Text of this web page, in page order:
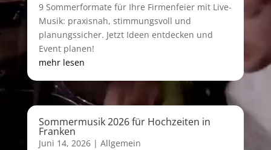
9 Sommerformate für Ihre Firmenfeier mit Live-
Musik: praxisnah, stimmungsvoll und
planungssicher. Jetzt Ideen entdecken und
Event planen!
mehr lesen
Sommermusik 2026 für Hochzeiten in
Franken
Juni 14, 2026| Allgemein